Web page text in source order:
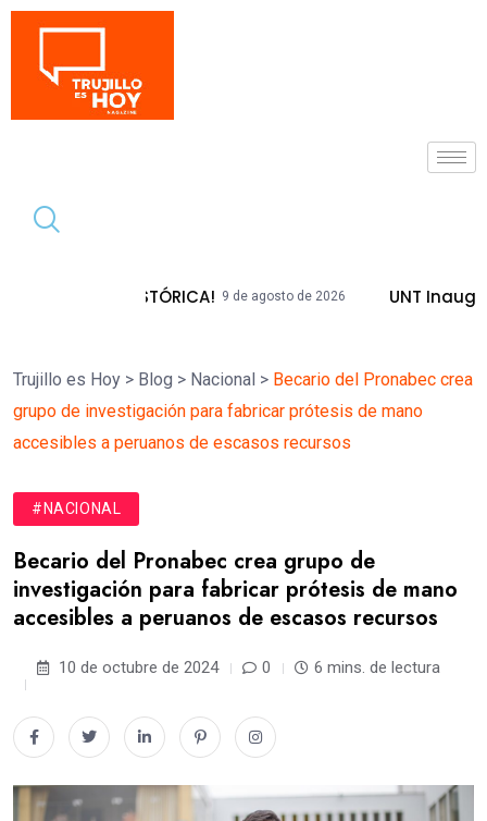
9 de agosto de 2026 UNT Inaugura Plazas
Trujillo es Hoy > Blog > Nacional > Becario del Pronabec crea
grupo de investigación para fabricar prótesis de mano
accesibles a peruanos de escasos recursos
#NACIONAL
Becario del Pronabec crea grupo de
investigación para fabricar prótesis de mano
accesibles a peruanos de escasos recursos
10 de octubre de 2024 0 6 mins. de lectura